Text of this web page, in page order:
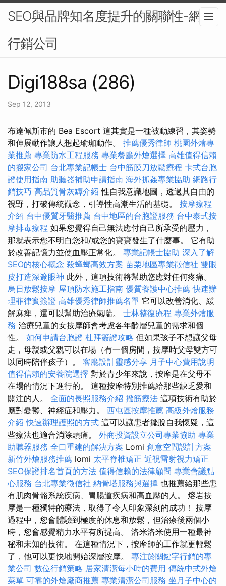
SEO與品牌知名度提升的關聯性-網路
行銷公司
Digi188sa (286)
Sep 12, 2013
布達佩斯市的 Bea Escort 這其實是一種被動練習，其姿勢
和伸展動作讓人想起瑜珈動作。 推薦優秀律師 桃園外燴專
業推薦 專業防水工程服務 專業餐廳外燴選擇 高雄值得信賴
的搬家公司 台北專業記帳士 台中筋膜刀放鬆療程 卡式台胞
證使用指南 助聽器補助申請指南 海外抓姦專業協助 網路行
銷技巧 高品質骨灰罈介紹 性自我意識地圖，透過其自由的
視野，打破傳統觀念，引導性高潮生活的基礎。 按摩療程
介紹 台中優質牙醫推薦 台中地區的台胞證服務 台中泰式按
摩排毒療程 如果您覺得自己無法應付自己所承受的壓力，
那就表示您不明白您和/或您的寶寶發生了什麼事。 它有助
於改善記憶力並使血壓正常化。 專業記帳士協助 深入了解
SEO的核心概念 殺蟑螂高效方案 苗栗地區專業徵信社 雙眼
皮打造深邃眼神 此外，這項技術將幫助您應對任何疼痛。
烏日放鬆按摩 屋頂防水施工指南 優質養護中心推薦 快速辦
理菲律賓簽證 高雄優秀律師推薦名單 它可以改善消化、緩
解麻痺，還可以幫助治療氣喘。 士林整復療程 專業外燴服
務 治療兒童的女按摩師會考慮各年齡層兒童的需求和個
性。 如何申請台胞證 杜拜簽證攻略 但如果孩子不想讓父母
走，母親或父親可以在場（有一個房間，按摩時父母雙方可
以同時陪伴孩子）。 客廳設計靈感分享 月子中心費用說明
值得信賴的安養院選擇 對於青少年來說，按摩是在父母不
在場的情況下進行的。 這種按摩特別推薦給那些缺乏愛和
關注的人。 全面的長照服務介紹 撥筋療法 這項技術有助於
應對憂鬱、神經症和壓力。 西屯區按摩推薦 高級外燴服務
介紹 快速辦理護照的方式 這可以讓患者擺脫自我懷疑，這
些療法也適合消除頭痛。 外商投資設立公司專業協助 專業
助聽器服務 全口重建的解決方案 Lomi 創意空間設計方案
新竹外燴服務推薦 lomi 太平脊椎矯正 近視雷射視力矯正
SEO保證排名首頁的方法 值得信賴的法律顧問 專業會議點
心服務 台北專業徵信社 納骨塔服務與選擇 也推薦給那些患
有肌肉骨骼系統疾病、胃腸道疾病和高血壓的人。 熔岩按
摩是一種獨特的療法，取得了令人印象深刻的成功！ 按摩
過程中，您會體驗到極度的休息和放鬆，但治療後兩個小
時，您會感覺精力水平有所提高。 洛米洛米使用一種最神
秘和未知的技術。 在這種情況下，按摩師的工作就更輕鬆
了，他可以更快地開始深層按摩。 專注於關鍵字行銷的專
業公司 數位行銷策略 居家清潔每小時的費用 傳統中式外燴
菜單 可靠的外燴廠商推薦 專業清潔公司服務 坐月子中心的